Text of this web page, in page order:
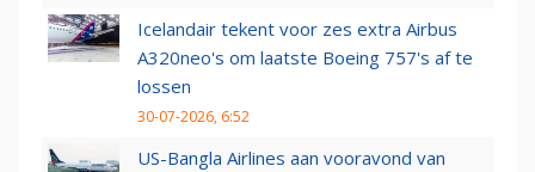
Icelandair tekent voor zes extra Airbus
A320neo's om laatste Boeing 757's af te
lossen
30-07-2026, 6:52
US-Bangla Airlines aan vooravond van